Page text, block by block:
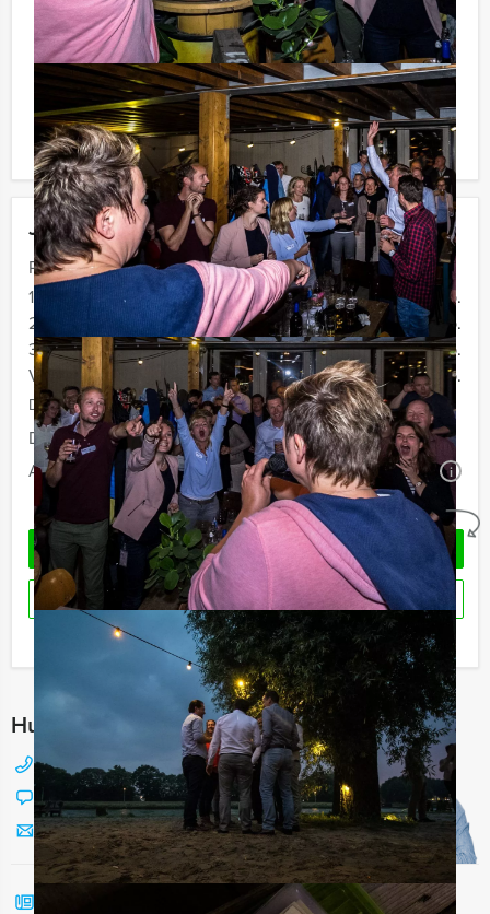
Jouw uitje
Prijs :
12 - 19 personen
€ 36,50 p.p.
20 - 29 personen
€ 33,50 p.p.
30 - 39 personen
€ 29,50 p.p.
Vanaf 40 personen
€ 27,50 p.p.
De prijzen zijn exclusief BTW
Duur:
2 uur en 30 minuten
Aantal:
Minimaal 12 personen i
Geheel vrijblijvend
OFFERTE AANVRAGEN
RESERVEREN
Ik heb een vraag over dit uitje
Hulp nodig bij het kiezen?
088 428 81 17
Chat met Jeroen
Stuur ons een mailtje
Reservering voor kleinere groepen:
Komt u niet aan het minimale aantal deelnemers voor
dit spelprogramma? Als u bereid bent voor het
minimale aantal te betalen, kunt u ook gewoon voor
minder personen boeken!